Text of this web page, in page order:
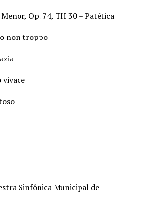
Op. 74, TH 30 – Patética
non troppo
Sinfônica Municipal de